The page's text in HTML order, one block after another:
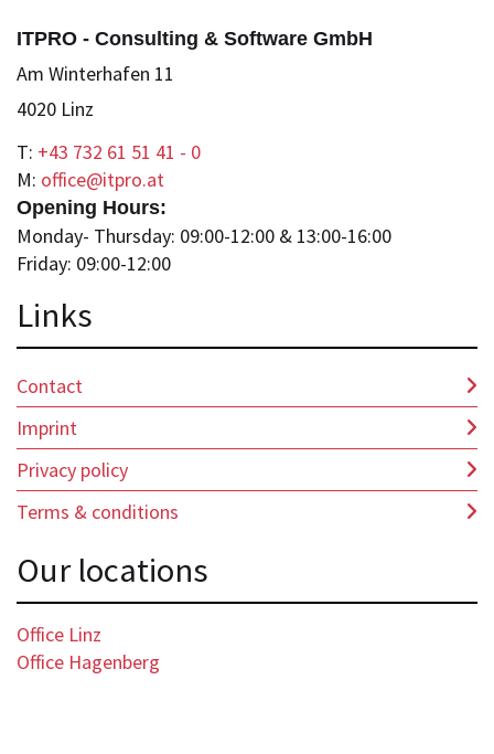
ITPRO - Consulting & Software GmbH
Am Winterhafen 11
4020 Linz
T: +43 732 61 51 41 - 0
M: office@itpro.at
Opening Hours:
Monday- Thursday: 09:00-12:00 & 13:00-16:00
Friday: 09:00-12:00
Links
Contact
Imprint
Privacy policy
Terms & conditions
Our locations
Office Linz
Office Hagenberg